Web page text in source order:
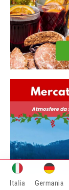
Italia Germania